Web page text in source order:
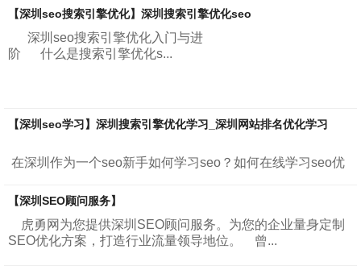
篇文章，一个月更新30篇文章，字数
5...
【深圳seo搜索引擎优化】深圳搜索引擎优化seo
深圳seo搜索引擎优化入门与进
阶 什么是搜索引擎优化s...
【深圳seo学习】深圳搜索引擎优化学习_深圳网站排名优化学习
在深圳作为一个seo新手如何学习seo？如何在线学习seo优
优化学习教程、搜索引擎优化学习方案可以作为学习的对
象？深圳网站排名优化学习些...
【深圳SEO顾问服务】
虎勇网为您提供深圳SEO顾问服务。为您的企业量身定制
SEO优化方案，打造行业流量领导地位。 曾...